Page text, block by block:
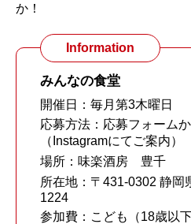
か！
Information
みんなの食堂
開催日：毎月第3木曜日
応募方法：応募フォーム
（Instagramにてご案内）
場所：味楽酒房 豊千
所在地：〒431-0302 静岡
1224
参加費：こども（18歳以